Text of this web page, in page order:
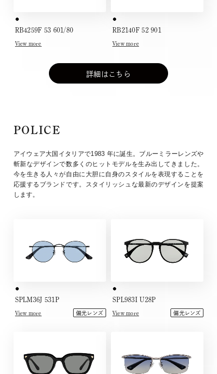
RB4259F 53 601/80
View more
RB2140F 52 901
View more
詳細はこちら
POLICE
アイウェア大国イタリアで1983 年に誕生。ブルーミラーレンズや
斬新なデザインで数多くのヒットモデルを生み出してきました。
今を生きる人々が自由に大胆に自身のスタイルを表現することを
応援するブランドです。スタイリッシュな最新のデザインを提案
します。
SPLM36J 531P
View more 偏光レンズ
SPL983I U28P
View more 偏光レンズ